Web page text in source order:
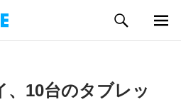
、10台のタブレッ